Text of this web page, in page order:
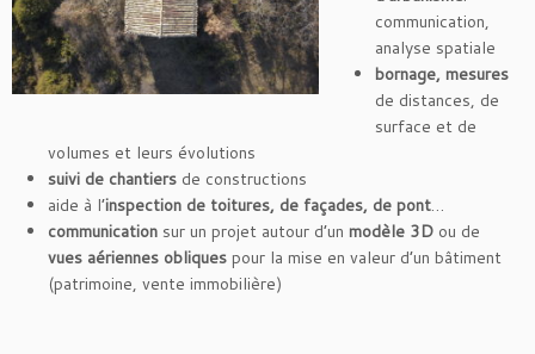
communication,
analyse spatiale
bornage, mesures
de distances, de
surface et de
volumes et leurs évolutions
suivi de chantiers de constructions
aide à l’inspection de toitures, de façades, de pont…
communication sur un projet autour d’un modèle 3D ou de
vues aériennes obliques pour la mise en valeur d’un bâtiment
(patrimoine, vente immobilière)